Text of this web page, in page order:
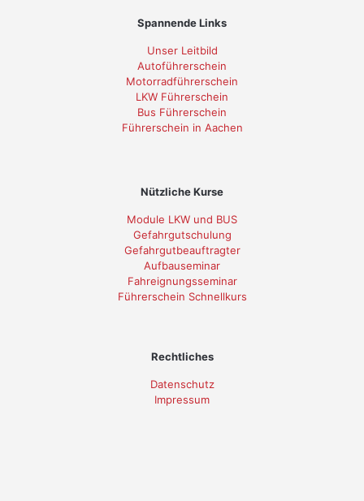
Spannende Links
Unser Leitbild
Autoführerschein
Motorradführerschein
LKW Führerschein
Bus Führerschein
Führerschein in Aachen
Nützliche Kurse
Module LKW und BUS
Gefahrgutschulung
Gefahrgutbeauftragter
Aufbauseminar
Fahreignungsseminar
Führerschein Schnellkurs
Rechtliches
Datenschutz
Impressum